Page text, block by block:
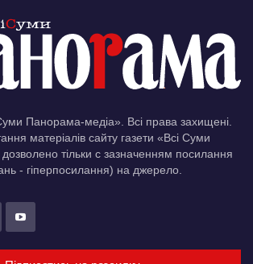
Панорама-медіа». Всі права захищені.
матеріалів сайту газети «Всі Суми
тільки c зазначенням посилання
- гіперпосилання) на джерело.